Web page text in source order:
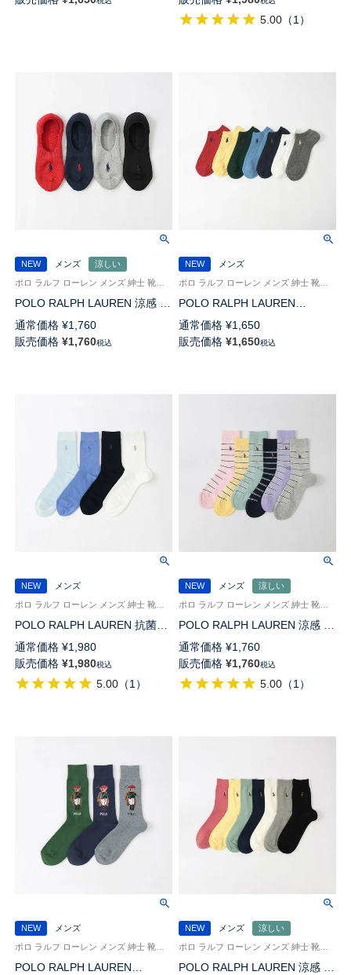
カー丈 ソックス【25-27cm】
【27-29cm】 02022333
5.00 （1）
NEW メンズ
涼しい
POLO RALPH LAUREN 涼感 総
メッシュ フットカバー かかと
滑り止め付き 02022321
通常価格 ¥1,760
販売価格 ¥1,760税込
NEW
メンズ
POLO RALPH LAUREN
COTTON CABLE LOW オーガ
ニックコットン混 スニーカー丈
ソックス 02022320
通常価格 ¥1,650
販売価格 ¥1,650税込
NEW
メンズ
POLO RALPH LAUREN 抗菌防
臭 メッシュ 20cm ミドル丈 ソ
ックス 日本製【25-27cm】
【27-29cm】02012538
通常価格 ¥1,980
販売価格 ¥1,980税込
5.00 （1）
NEW メンズ
涼しい
POLO RALPH LAUREN 涼感 ボ
ーダーメッシュ 20cm ミドル丈
ソックス 02012537
通常価格 ¥1,760
販売価格 ¥1,760税込
5.00 （1）
NEW
メンズ
POLO RALPH LAUREN
NEW メンズ
涼しい
POLO RALPH LAUREN 涼感 鹿